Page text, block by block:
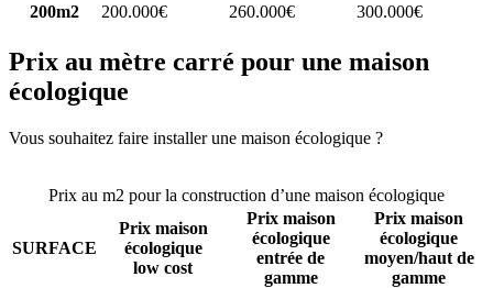
200m2
200.000€ 260.000€ 300.000€
Prix au mètre carré pour une maison
écologique
Vous souhaitez faire installer une maison écologique ?
Prix au m2 pour la construction d’une maison écologique
SURFACE
Prix maison
écologique
low cost
Prix maison
écologique
entrée de
gamme
Prix maison
écologique
moyen/haut de
gamme